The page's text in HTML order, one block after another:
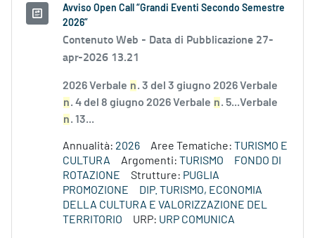
Avviso Open Call “Grandi Eventi Secondo Semestre
2026”
Contenuto Web - Data di Pubblicazione 27-
apr-2026 13.21
2026 Verbale n. 3 del 3 giugno 2026 Verbale
n. 4 del 8 giugno 2026 Verbale n. 5...Verbale
n. 13...
Annualità: 2026 Aree Tematiche: TURISMO E
CULTURA
Argomenti: TURISMO
FONDO DI
ROTAZIONE
Strutture: PUGLIA
PROMOZIONE
DIP. TURISMO, ECONOMIA
DELLA CULTURA E VALORIZZAZIONE DEL
TERRITORIO
URP: URP COMUNICA